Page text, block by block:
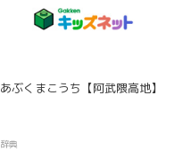
あぶくまこうち【阿武隈高地】
辞典